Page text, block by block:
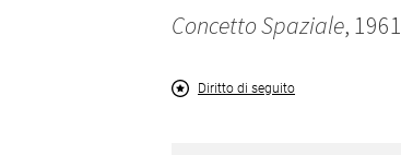
Concetto Spaziale, 1961
Diritto di seguito